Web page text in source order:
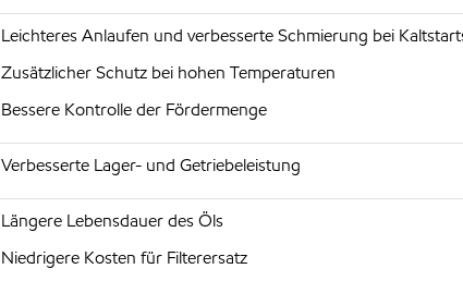
Leichteres Anlaufen und verbesserte Schmierung bei
Zusätzlicher Schutz bei hohen Temperaturen
Bessere Kontrolle der Fördermenge
Verbesserte Lager- und Getriebeleistung
Längere Lebensdauer des Öls
Niedrigere Kosten für Filterersatz